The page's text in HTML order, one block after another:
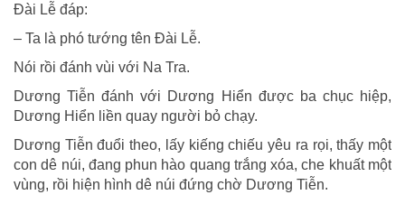
Ðài Lễ đáp:
– Ta là phó tướng tên Ðài Lễ.
Nói rồi đánh vùi với Na Tra.
Dương Tiễn đánh với Dương Hiển được ba chục hiệp,
Dương Hiển liền quay người bỏ chạy.
Dương Tiễn đuổi theo, lấy kiếng chiếu yêu ra rọi, thấy một
con dê núi, đang phun hào quang trắng xóa, che khuất một
vùng, rồi hiện hình dê núi đứng chờ Dương Tiễn.